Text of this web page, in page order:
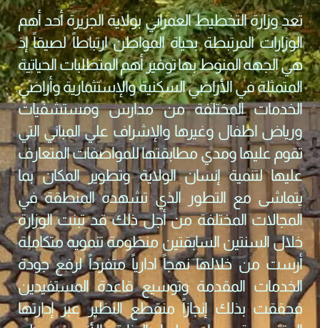
تعد وزارة التخطيط العمراني بولاية الجزيرة أحد أهم
الوزارات المرتبطة بحياة المواطن ارتباطاً لصيقاً إذ
هي الجهه المنوط بها توفير أهم المتطلبات الحياتية
المتمثلة في الأراضي السكنية والإستثمارية وأراضي
الخدمات المختلفة من مدارس ومستشفيات
ورياض اطفال وغيرها والإشراف علي المباني التي
تقوم عليها ومدي مطابقتها للمواصفات المتعارف
عليها لتنمية إنسان الولاية وتطوير المكان بما
يتماشى مع التطور الذي تشهده المنطقة في
المجالات المختلفة من أجل ذلك قد تبنت الوزارة
خلال السنتين السابقتين منظومة تنمويه متكاملة
أرست من خلالها نهجاً ادارياً متفرداً لرفع جودة
الخدمات المقدمة وتوسيع قاعدة المستفيدين
فحققت بذلك إنجازاً منقطع النظير عبر إدارتها